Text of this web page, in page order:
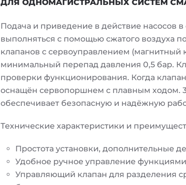
ДЛЯ ОДНОМАГИСТРАЛЬНЫХ СИСТЕМ
Подача и приведение в действие насосов
выполняться с помощью сжатого воздуха
клапанов с сервоуправлением (магнитный
минимальный перепад давления 0,5 бар.
проверки функционирования. Когда
оснащён сервопоршнем с плавным ходом.
обеспечивает безопасную и надёжную
Технические характеристики и
Простота установки, дополнительные
Удобное ручное управление функциями
Управляющий клапан для разделения